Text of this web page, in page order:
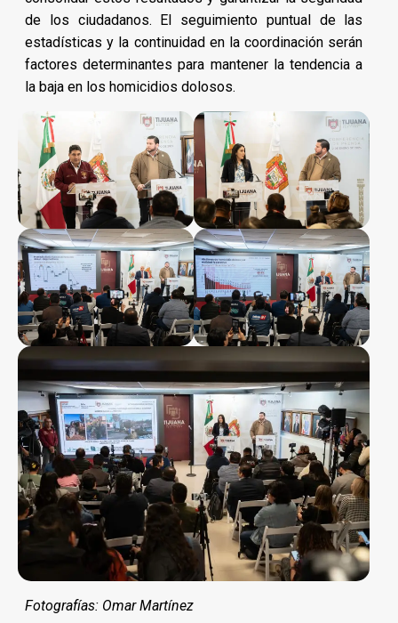
de los ciudadanos. El seguimiento puntual de las
estadísticas y la continuidad en la coordinación serán
factores determinantes para mantener la tendencia a
la baja en los homicidios dolosos.
Fotografías: Omar Martínez